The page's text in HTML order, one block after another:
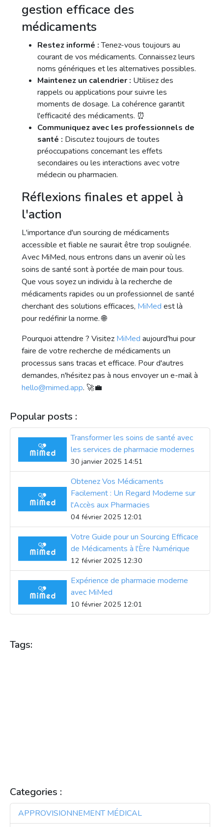
gestion efficace des
médicaments
Restez informé :Tenez-vous toujours au
courant de vos médicaments. Connaissez leurs
noms génériques et les alternatives possibles.
Maintenez un calendrier : Utilisez des
rappels ou applications pour suivre les
moments de dosage. La cohérence garantit
l'efficacité des médicaments. ⏰
Communiquez avec les professionnels de
santé : Discutez toujours de toutes
préoccupations concernant les effets
secondaires ou les interactions avec votre
médecin ou pharmacien.
Réflexions finales et appel à
l'action
L'importance d'un sourcing de médicaments
accessible et fiable ne saurait être trop soulignée.
Avec MiMed, nous entrons dans un avenir où les
soins de santé sont à portée de main pour tous.
Que vous soyez un individu à la recherche de
médicaments rapides ou un professionnel de santé
cherchant des solutions efficaces, MiMed est là
pour redéfinir la norme. 🌐
Pourquoi attendre ? Visitez MiMed aujourd'hui pour
faire de votre recherche de médicaments un
processus sans tracas et efficace. Pour d'autres
demandes, n'hésitez pas à nous envoyer un e-mail à
hello@mimed.app. 🚀💼
Popular posts :
Transformer les soins de santé avec
les services de pharmacie modernes
30 janvier 2025 14:51
Obtenez Vos Médicaments
Facilement : Un Regard Moderne sur
l'Accès aux Pharmacies
04 février 2025 12:01
Votre Guide pour un Sourcing Efficace
de Médicaments à l'Ère Numérique
12 février 2025 12:30
Expérience de pharmacie moderne
avec MiMed
10 février 2025 12:01
Tags:
Categories :
APPROVISIONNEMENT MÉDICAL